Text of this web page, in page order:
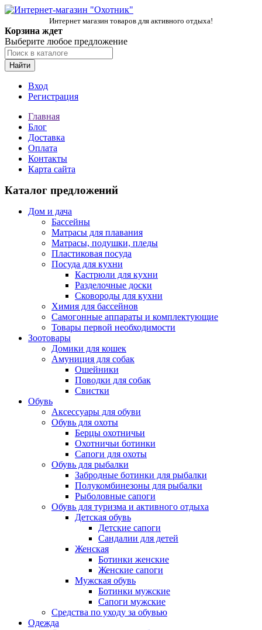
Интернет магазин товаров для активного отдыха!
Корзина ждет
Выберите любое предложение
Найти
Вход
Регистрация
Главная
Блог
Доставка
Оплата
Контакты
Карта сайта
Каталог предложений
Дом и дача
Бассейны
Матрасы для плавания
Матрасы, подушки, пледы
Пластиковая посуда
Посуда для кухни
Кастрюли для кухни
Разделочные доски
Сковороды для кухни
Химия для бассейнов
Самогонные аппараты и комплектующие
Товары первой необходимости
Зоотовары
Домики для кошек
Амуниция для собак
Ошейники
Поводки для собак
Свистки
Обувь
Аксессуары для обуви
Обувь для охоты
Берцы охотничьи
Охотничьи ботинки
Сапоги для охоты
Обувь для рыбалки
Забродные ботинки для рыбалки
Полукомбинезоны для рыбалки
Рыболовные сапоги
Обувь для туризма и активного отдыха
Детская обувь
Детские сапоги
Сандалии для детей
Женская
Ботинки женские
Женские сапоги
Мужская обувь
Ботинки мужские
Сапоги мужские
Средства по уходу за обувью
Одежда